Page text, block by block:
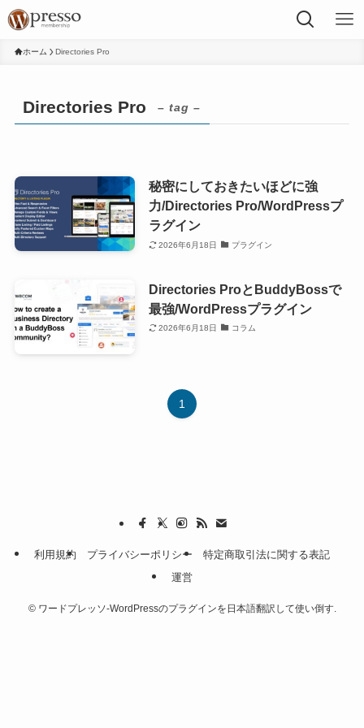
ホーム Directories Pro
Directories Pro – tag –
秘密にしておきたいほどに強
力/Directories Pro/WordPressプ
ラグイン
2026年6月18日 プラグイン
Directories ProとBuddyBossで
最強/WordPressプラグイン
2026年6月18日 コラム
1
利用規約 プライバシーポリシー
特定商取引法に関する表記
運営
©ワードプレッソ-WordPressのプラグインを日本語翻訳して使い倒す.